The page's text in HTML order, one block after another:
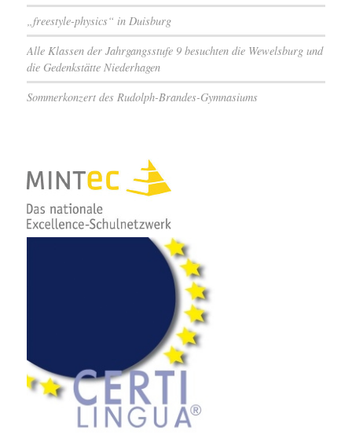
„freestyle-physics“ in Duisburg
Alle Klassen der Jahrgangsstufe 9 besuchten die Wewelsburg und
die Gedenkstätte Niederhagen
Sommerkonzert des Rudolph-Brandes-Gymnasiums